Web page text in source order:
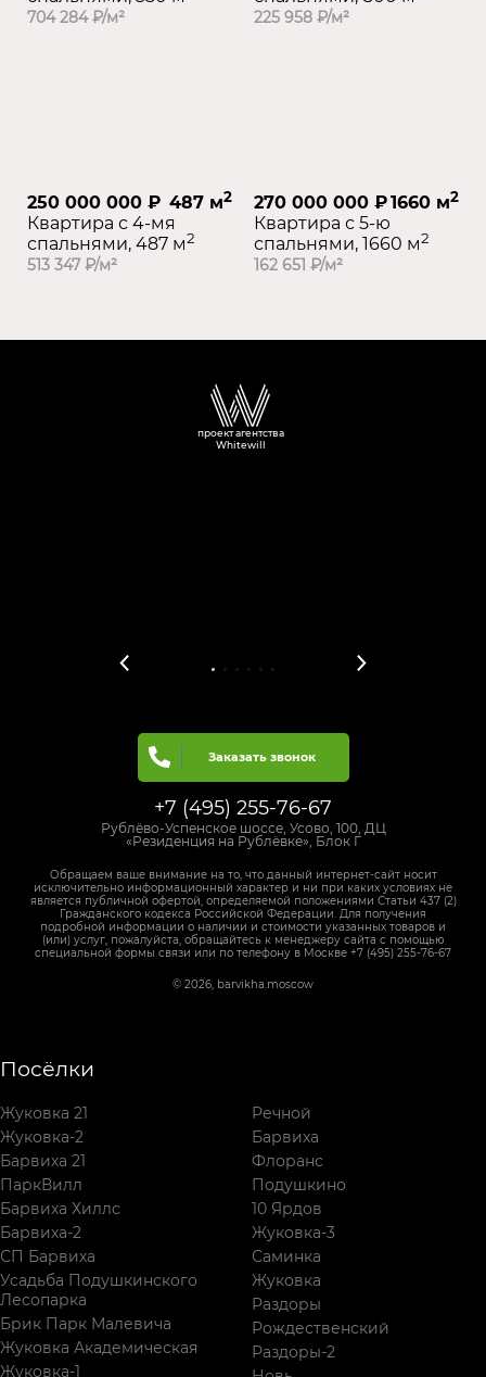
704 284 ₽/м² 225 958 ₽/м²
250 000 000 ₽ 487 м2
Квартира с 4-мя
спальнями, 487 м2
513 347 ₽/м²
270 000 000 ₽1660 м2
Квартира с 5-ю
спальнями, 1660 м2
162 651 ₽/м²
Посёлки
Жуковка 21
Жуковка-2
Барвиха 21
ПаркВилл
Барвиха Хиллс
Барвиха-2
СП Барвиха
Усадьба Подушкинского
Лесопарка
Брик Парк Малевича
Жуковка Академическая
Жуковка-1
Речной
Барвиха
Флоранс
Подушкино
10 Ярдов
Жуковка-3
Саминка
Жуковка
Раздоры
Рождественский
Раздоры-2
Заказать звонок
+7 (495) 255-76-67
Рублёво-Успенское шоссе, Усово, 100, ДЦ
«Резиденция на Рублёвке», Блок Г
Обращаем ваше внимание на то, что данный интернет-сайт носит
исключительно информационный характер и ни при каких условиях не
является публичной офертой, определяемой положениями Статьи 437 (2)
Гражданского кодекса Российской Федерации. Для получения
подробной информации о наличии и стоимости указанных товаров и
(или) услуг, пожалуйста, обращайтесь к менеджеру сайта с помощью
специальной формы связи или по телефону в Москве +7 (495) 255-76-67
© 2026, barvikha.moscow
проект агентства
Whitewill